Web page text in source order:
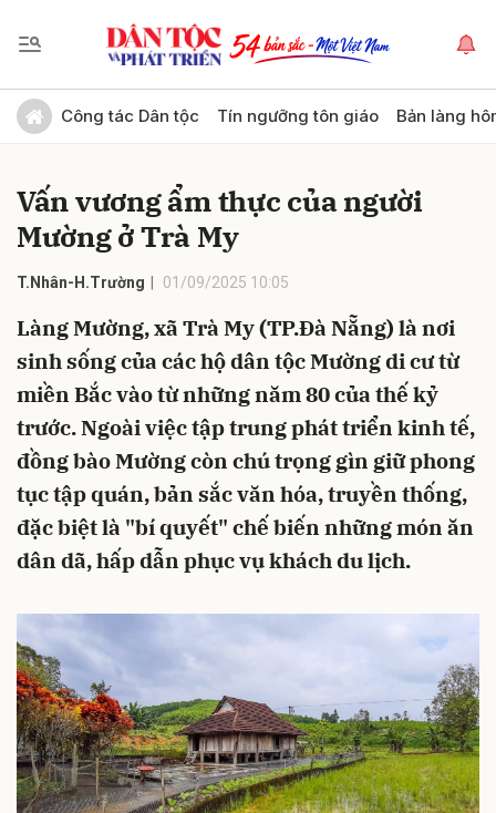
Công tác Dân tộc Tín ngưỡng tôn giáo Bản làng
Vấn vương ẩm thực của người
Mường ở Trà My
T.Nhân-H.Trường 01/09/2025 10:05
Làng Mường, xã Trà My (TP.Đà Nẵng) là nơi
sinh sống của các hộ dân tộc Mường di cư từ
miền Bắc vào từ những năm 80 của thế kỷ
trước. Ngoài việc tập trung phát triển kinh tế,
đồng bào Mường còn chú trọng gìn giữ phong
tục tập quán, bản sắc văn hóa, truyền thống,
đặc biệt là "bí quyết" chế biến những món ăn
dân dã, hấp dẫn phục vụ khách du lịch.
Gửi bình luận
Hủy Gửi